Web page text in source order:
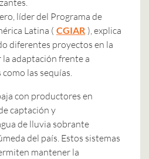
líder del Programa de
Latina ( CGIAR ), explica
diferentes proyectos en la
adaptación frente a
las sequías.
con productores en
captación y
de lluvia sobrante
del país. Estos sistemas
mantener la